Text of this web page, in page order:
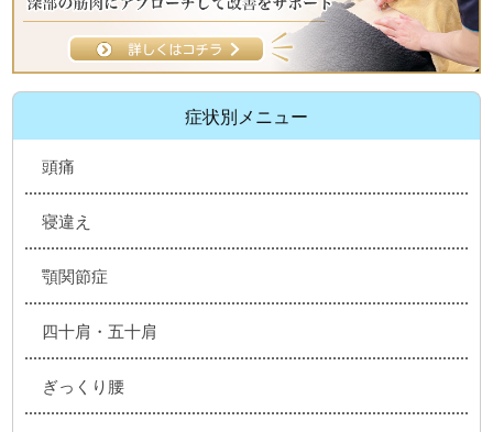
症状別メニュー
頭痛
寝違え
顎関節症
四十肩・五十肩
ぎっくり腰